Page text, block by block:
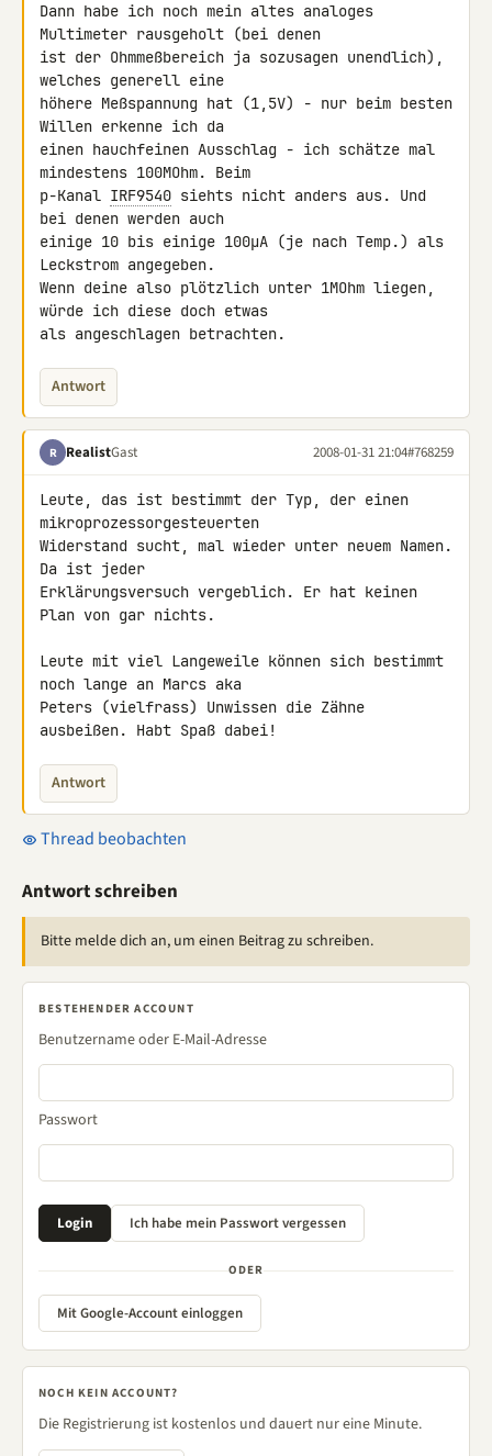
Dann habe ich noch mein altes analoges
Multimeter rausgeholt (bei denen
ist der Ohmmeßbereich ja sozusagen unendlich),
welches generell eine
höhere Meßspannung hat (1,5V) - nur beim besten
Willen erkenne ich da
einen hauchfeinen Ausschlag - ich schätze mal
mindestens 100MOhm. Beim
p-Kanal IRF9540 siehts nicht anders aus. Und
bei denen werden auch
einige 10 bis einige 100µA (je nach Temp.) als
Leckstrom angegeben.
Wenn deine also plötzlich unter 1MOhm liegen,
würde ich diese doch etwas
als angeschlagen betrachten.
Antwort
R RealistGast 2008-01-31 21:04#768259
Leute, das ist bestimmt der Typ, der einen
mikroprozessorgesteuerten
Widerstand sucht, mal wieder unter neuem Namen.
Da ist jeder
Erklärungsversuch vergeblich. Er hat keinen
Plan von gar nichts.
Leute mit viel Langeweile können sich bestimmt
noch lange an Marcs aka
Peters (vielfrass) Unwissen die Zähne
ausbeißen. Habt Spaß dabei!
Antwort
Thread beobachten
Antwort schreiben
Bitte melde dich an, um einen Beitrag zu schreiben.
BESTEHENDER ACCOUNT
Benutzername oder E-Mail-Adresse
Passwort
ODER
Mit Google-Account einloggen
NOCH KEIN ACCOUNT?
Die Registrierung ist kostenlos und dauert nur eine Minute.